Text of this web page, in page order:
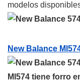
modelos
New Balance
Ml574 tiene forro